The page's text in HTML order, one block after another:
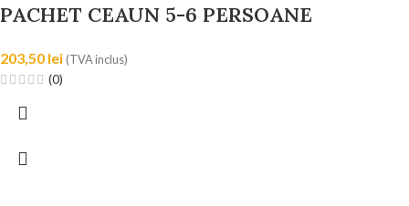
PACHET CEAUN 5-6 PERSOANE
203,50 lei (TVA inclus)
(0)